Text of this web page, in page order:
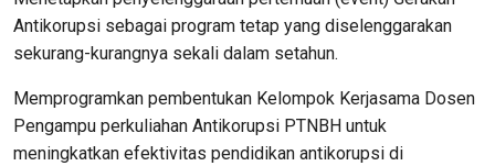
Antikorupsi sebagai program tetap yang diselenggarakan
sekurang-kurangnya sekali dalam setahun.
Memprogramkan pembentukan Kelompok Kerjasama Dosen
Pengampu perkuliahan Antikorupsi PTNBH untuk
meningkatkan efektivitas pendidikan antikorupsi di